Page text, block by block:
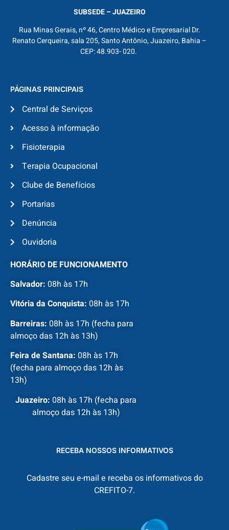
SUBSEDE – JUAZEIRO
Rua Minas Gerais, nº 46, Centro Médico e Empresarial Dr.
Renato Cerqueira, sala 205, Santo Antônio, Juazeiro, Bahia –
CEP: 48.903- 020.
PÁGINAS PRINCIPAIS
Central de Serviços
Acesso à informação
Fisioterapia
Terapia Ocupacional
Clube de Benefícios
Portarias
Denúncia
Ouvidoria
HORÁRIO DE FUNCIONAMENTO
Salvador: 08h às 17h
Vitória da Conquista: 08h às 17h
Barreiras: 08h às 17h (fecha para
almoço das 12h às 13h)
Feira de Santana: 08h às 17h
(fecha para almoço das 12h às
13h)
Juazeiro: 08h às 17h (fecha para
almoço das 12h às 13h)
RECEBA NOSSOS INFORMATIVOS
Cadastre seu e-mail e receba os informativos do
CREFITO-7.